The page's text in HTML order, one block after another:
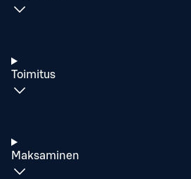
Toimitus
Maksaminen